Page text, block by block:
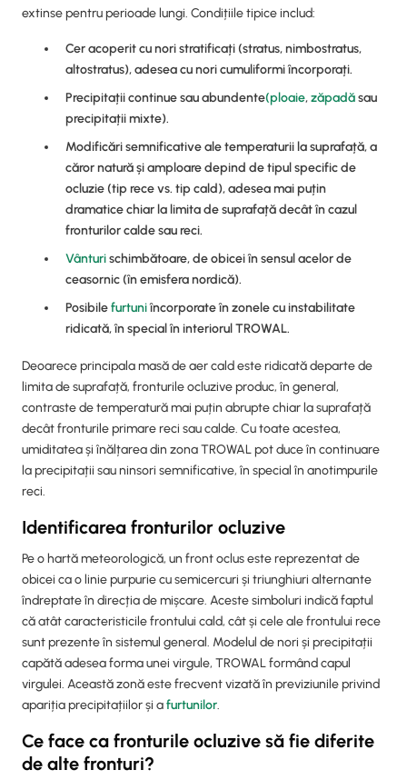
extinse pentru perioade lungi. Condițiile tipice includ:
Cer acoperit cu nori stratificați (stratus, nimbostratus,
altostratus), adesea cu nori cumuliformi încorporați.
Precipitații continue sau abundente(ploaie,zăpadăsau
precipitații mixte).
Modificări semnificative ale temperaturii la suprafață, a
căror natură și amploare depind de tipul specific de
ocluzie (tip rece vs. tip cald), adesea mai puțin
dramatice chiar la limita de suprafață decât în cazul
fronturilor calde sau reci.
Vânturischimbătoare, de obicei în sensul acelor de
ceasornic (în emisfera nordică).
Posibilefurtuniîncorporate în zonele cu instabilitate
ridicată, în special în interiorul TROWAL.
Deoarece principala masă de aer cald este ridicată departe de
limita de suprafață, fronturile ocluzive produc, în general,
contraste de temperatură mai puțin abrupte chiar la suprafață
decât fronturile primare reci sau calde. Cu toate acestea,
umiditatea și înălțarea din zona TROWAL pot duce în continuare
la precipitații sau ninsori semnificative, în special în anotimpurile
reci.
Identificarea fronturilor ocluzive
Pe o hartă meteorologică, un front oclus este reprezentat de
obicei ca o linie purpurie cu semicercuri și triunghiuri alternante
îndreptate în direcția de mișcare. Aceste simboluri indică faptul
că atât caracteristicile frontului cald, cât și cele ale frontului rece
sunt prezente în sistemul general. Modelul de nori și precipitații
capătă adesea forma unei virgule, TROWAL formând capul
virgulei. Această zonă este frecvent vizată în previziunile privind
apariția precipitațiilor și afurtunilor.
Ce face ca fronturile ocluzive să fie diferite
de alte fronturi?